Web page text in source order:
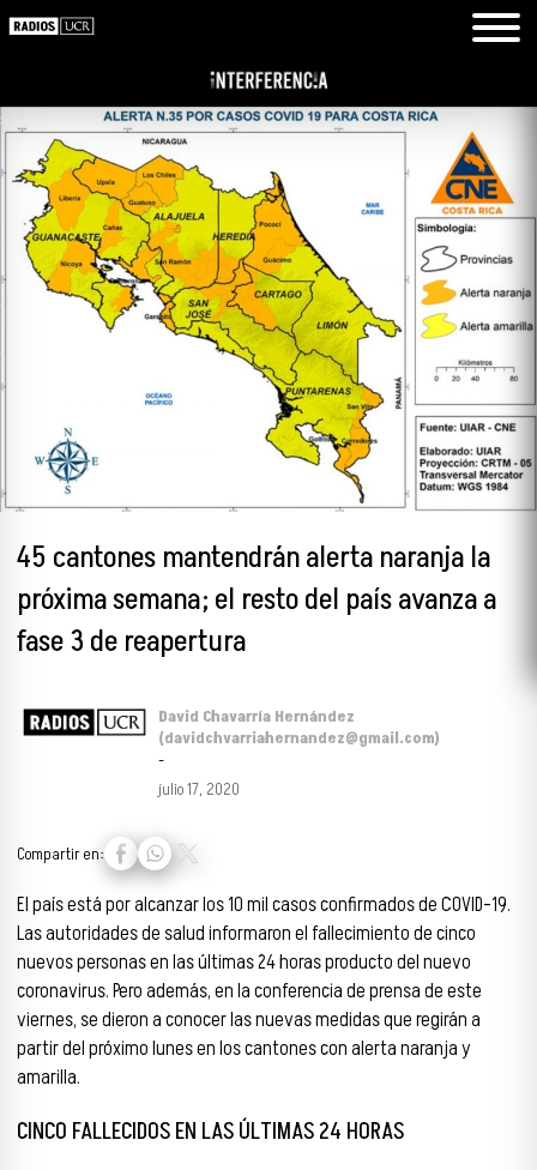
45 cantones mantendrán alerta naranja la
próxima semana; el resto del país avanza a
fase 3 de reapertura
David Chavarría Hernández
(davidchvarriahernandez@gmail.com)
-
julio 17, 2020
Compartir en:
El país está por alcanzar los 10 mil casos confirmados de COVID-19.
Las autoridades de salud informaron el fallecimiento de cinco
nuevos personas en las últimas 24 horas producto del nuevo
coronavirus. Pero además, en la conferencia de prensa de este
viernes, se dieron a conocer las nuevas medidas que regirán a
partir del próximo lunes en los cantones con alerta naranja y
amarilla.
CINCO FALLECIDOS EN LAS ÚLTIMAS 24 HORAS